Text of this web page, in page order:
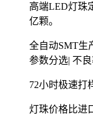
高端LED灯珠
亿颗。
全自动SMT生
参数分选| 不
72小时极速打
灯珠价格比进